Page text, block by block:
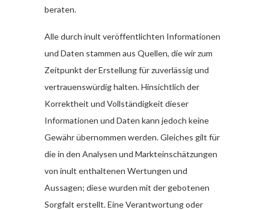
beraten.
Alle durch inult veröffentlichten Informationen
und Daten stammen aus Quellen, die wir zum
Zeitpunkt der Erstellung für zuverlässig und
vertrauenswürdig halten. Hinsichtlich der
Korrektheit und Vollständigkeit dieser
Informationen und Daten kann jedoch keine
Gewähr übernommen werden. Gleiches gilt für
die in den Analysen und Markteinschätzungen
von inult enthaltenen Wertungen und
Aussagen; diese wurden mit der gebotenen
Sorgfalt erstellt. Eine Verantwortung oder